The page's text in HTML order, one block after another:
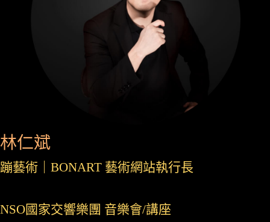
林仁斌
蹦藝術｜BONART 藝術網站執行長
NSO國家交響樂團 音樂會/講座